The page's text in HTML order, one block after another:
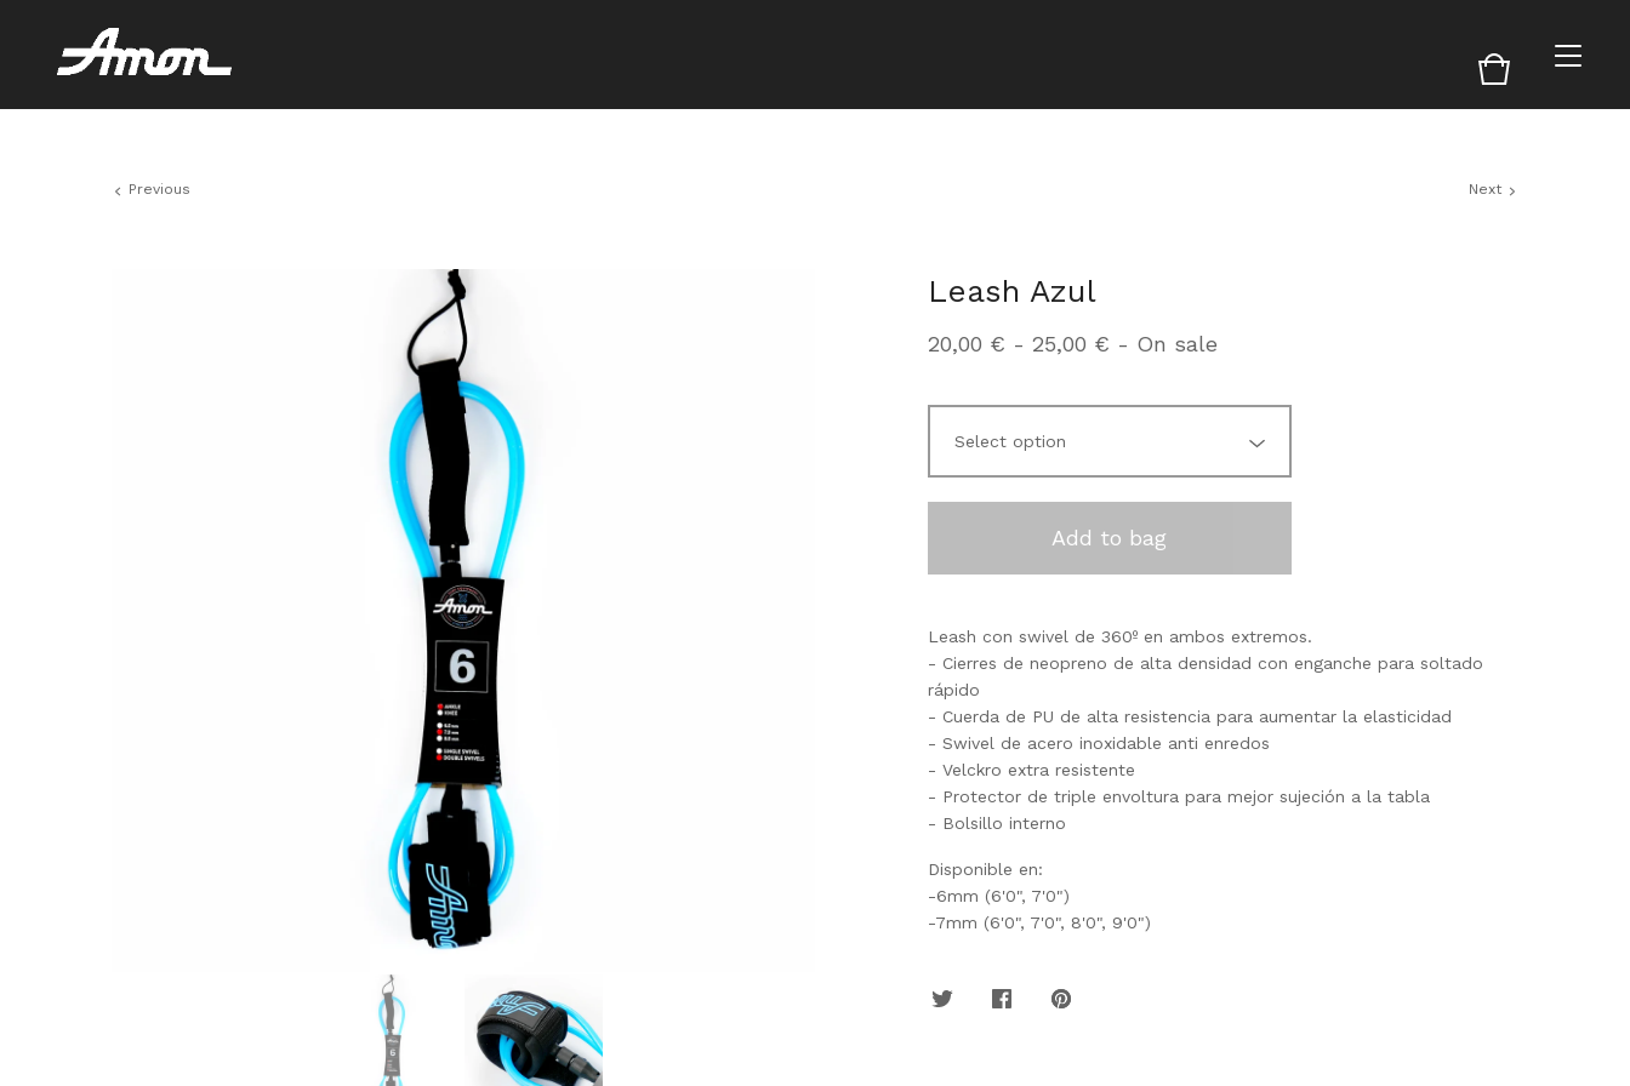
Previous Next
Leash Azul
20,00 € - 25,00 € - On sale
Add to bag
Leash con swivel de 360º en ambos extremos.
- Cierres de neopreno de alta densidad con enganche para soltado
rápido
- Cuerda de PU de alta resistencia para aumentar la elasticidad
- Swivel de acero inoxidable anti enredos
- Velckro extra resistente
- Protector de triple envoltura para mejor sujeción a la tabla
- Bolsillo interno
Disponible en:
-6mm (6'0", 7'0")
-7mm (6'0", 7'0", 8'0", 9'0")